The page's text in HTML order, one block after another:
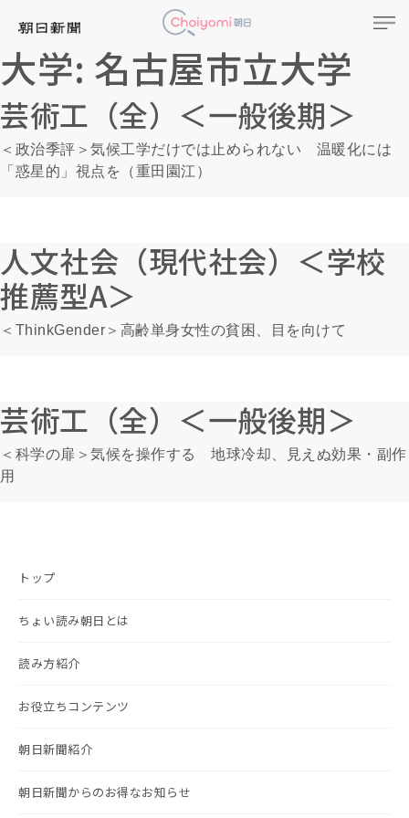
大学: 名古屋市立大学
芸術工（全）＜一般後期＞
＜政治季評＞気候工学だけでは止められない 温暖化には
「惑星的」視点を（重田園江）
人文社会（現代社会）＜学校
推薦型A＞
＜ThinkGender＞高齢単身女性の貧困、目を向けて
芸術工（全）＜一般後期＞
＜科学の扉＞気候を操作する 地球冷却、見えぬ効果・副作
用
トップ
ちょい読み朝日とは
読み方紹介
お役立ちコンテンツ
朝日新聞紹介
朝日新聞からのお得なお知らせ